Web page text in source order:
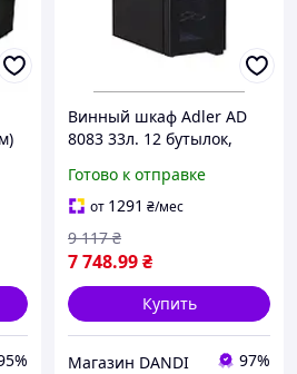
Винный шкаф Adler AD
8083 33л. 12 бутылок,
внутренняя подсветка,
защита от УФ
Готово к отправке
от 1291 ₴/мес
7 748.99₴
9 117 ₴
Купить
Магазин DANDI 97%